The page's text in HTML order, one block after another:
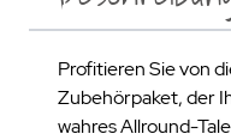
Profitieren Sie von
Zubehörpaket, der
wahres Allround-